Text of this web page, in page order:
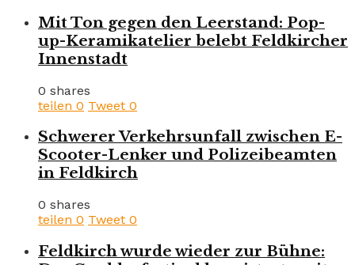
Mit Ton gegen den Leerstand: Pop-
up-Keramikatelier belebt Feldkircher
Innenstadt
0 shares
teilen 0 Tweet 0
Schwerer Verkehrsunfall zwischen E-
Scooter-Lenker und Polizeibeamten
in Feldkirch
0 shares
teilen 0 Tweet 0
Feldkirch wurde wieder zur Bühne: